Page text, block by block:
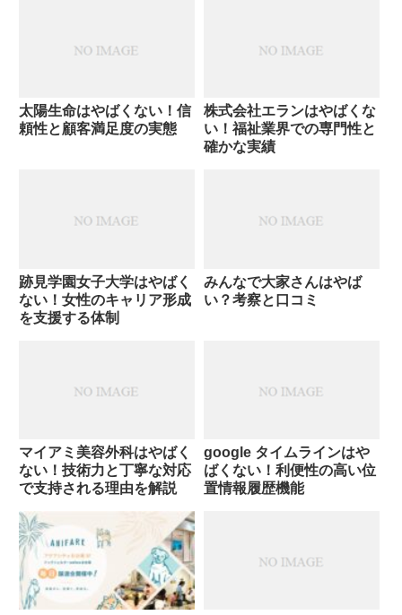
太陽生命はやばくない！信
頼性と顧客満足度の実態
株式会社エランはやばくな
い！福祉業界での専門性と
確かな実績
跡見学園女子大学はやばく
ない！女性のキャリア形成
を支援する体制
みんなで大家さんはやば
い？考察と口コミ
マイアミ美容外科はやばく
ない！技術力と丁寧な対応
で支持される理由を解説
google タイムラインはや
ばくない！利便性の高い位
置情報履歴機能